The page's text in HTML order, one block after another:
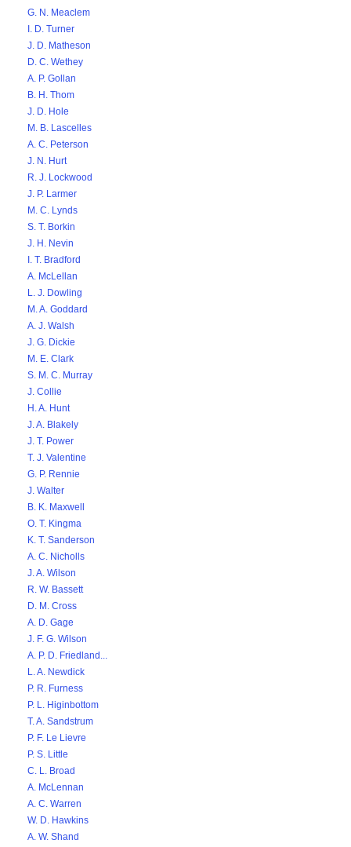
G. N. Meaclem
I. D. Turner
J. D. Matheson
D. C. Wethey
A. P. Gollan
B. H. Thom
J. D. Hole
M. B. Lascelles
A. C. Peterson
J. N. Hurt
R. J. Lockwood
J. P. Larmer
M. C. Lynds
S. T. Borkin
J. H. Nevin
I. T. Bradford
A. McLellan
L. J. Dowling
M. A. Goddard
A. J. Walsh
J. G. Dickie
M. E. Clark
S. M. C. Murray
J. Collie
H. A. Hunt
J. A. Blakely
J. T. Power
T. J. Valentine
G. P. Rennie
J. Walter
B. K. Maxwell
O. T. Kingma
K. T. Sanderson
A. C. Nicholls
J. A. Wilson
R. W. Bassett
D. M. Cross
A. D. Gage
J. F. G. Wilson
A. P. D. Friedland...
L. A. Newdick
P. R. Furness
P. L. Higinbottom
T. A. Sandstrum
P. F. Le Lievre
P. S. Little
C. L. Broad
A. McLennan
A. C. Warren
W. D. Hawkins
A. W. Shand